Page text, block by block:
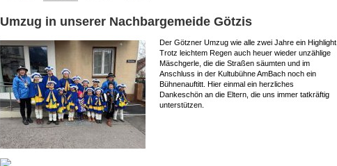
Umzug in unserer Nachbargemeide Götzis
Der Götzner Umzug wie alle zwei Jahre ein Highlight.
Trotz leichtem Regen auch heuer wieder unzählige
Mäschgerle, die die Straßen säumten und im
Anschluss in der Kultubühne AmBach noch ein
Bühnenauftitt. Hier einmal ein herzliches
Dankeschön an die Eltern, die uns immer tatkräftig
unterstützen.